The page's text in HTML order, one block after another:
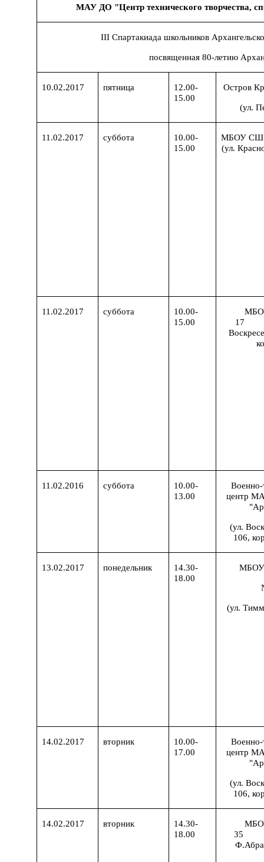
МАУ ДО "Центр технического творчества,
III Спартакиада школьников
посвященная 80-летию
10.02.2017 пятница
12.00-
15.00
Остров
(ул.
11.02.2017 суббота
10.00-
15.00
МБОУ СШ
(ул.
11.02.2017 суббота
10.00-
15.00
17
11.02.2016 суббота
10.00-
13.00
Военно-
центр
(ул.
106,
13.02.2017 понедельник
14.30-
18.00
МБОУ
(ул.
14.02.2017 вторник
10.00-
17.00
Военно-
центр
(ул.
106,
14.02.2017 вторник
14.30-
18.00
35